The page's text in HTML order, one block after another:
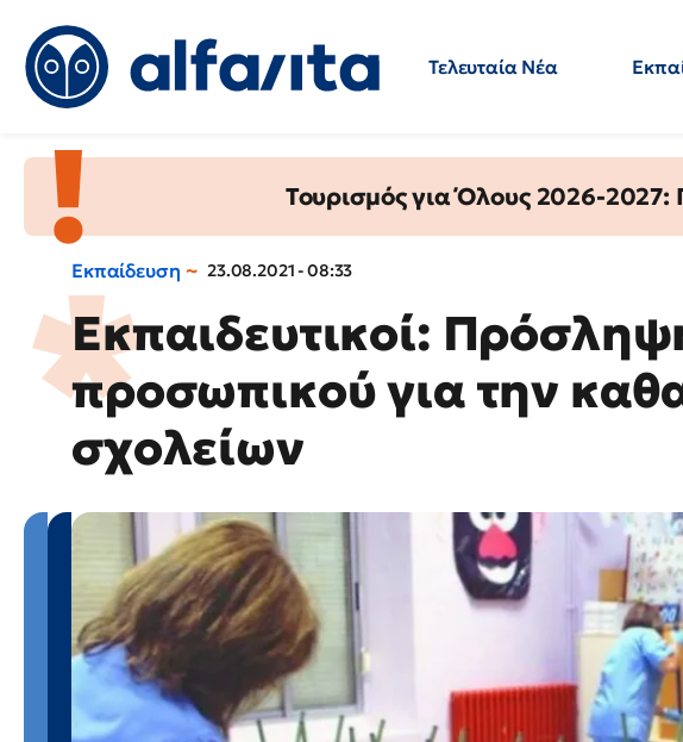
Τελευταία Νέα
Τουρισμός για Όλους 2026-
Εκπαίδευση 23.08.2021 - 08:33
Εκπαιδευτικοί:
προσωπικού για την
σχολείων